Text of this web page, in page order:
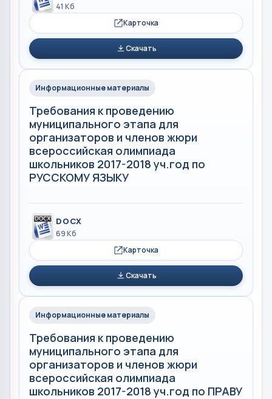
41 Кб
Карточка
Скачать
Информационные материалы
Требования к проведению
муниципального этапа для
организаторов и членов жюри
всероссийская олимпиада
школьников 2017-2018 уч.год по
РУССКОМУ ЯЗЫКУ
DOCX
69 Кб
Карточка
Скачать
Информационные материалы
Требования к проведению
муниципального этапа для
организаторов и членов жюри
всероссийская олимпиада
школьников 2017-2018 уч.год по ПРАВУ